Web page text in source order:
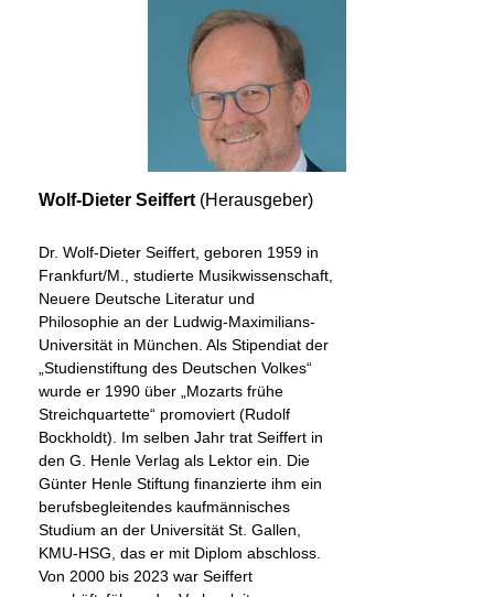
Wolf-Dieter Seiffert (Herausgeber)
Dr. Wolf-Dieter Seiffert, geboren 1959 in
Frankfurt/M., studierte Musikwissenschaft,
Neuere Deutsche Literatur und
Philosophie an der Ludwig-Maximilians-
Universität in München. Als Stipendiat der
„Studienstiftung des Deutschen Volkes“
wurde er 1990 über „Mozarts frühe
Streichquartette“ promoviert (Rudolf
Bockholdt). Im selben Jahr trat Seiffert in
den G. Henle Verlag als Lektor ein. Die
Günter Henle Stiftung finanzierte ihm ein
berufsbegleitendes kaufmännisches
Studium an der Universität St. Gallen,
KMU-HSG, das er mit Diplom abschloss.
Von 2000 bis 2023 war Seiffert